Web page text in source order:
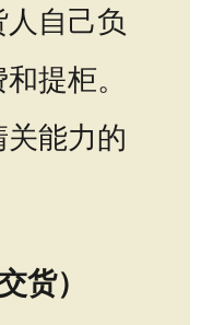
自己负
提柜。
能力的
货）